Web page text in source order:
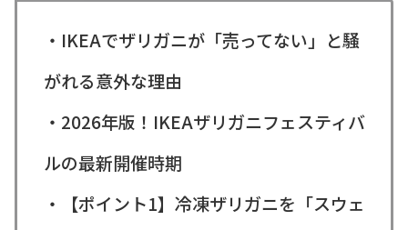
・IKEAでザリガニが「売ってない」と騒
がれる意外な理由
・2026年版！IKEAザリガニフェスティバ
ルの最新開催時期
・【ポイント1】冷凍ザリガニを「スウェ